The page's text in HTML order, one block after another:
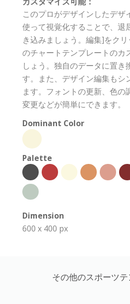
このプロがデザインしたデザ
使って視覚化することで、退
き込みましょう。編集]をク
のチャートテンプレートのカ
しょう。独自のデータに置き
す。また、デザイン編集もシ
ます。フォントの更新、色の
変更などが簡単にできます。
Dominant Color
Palette
Dimension
600 x 400 px
その他のスポーツテ